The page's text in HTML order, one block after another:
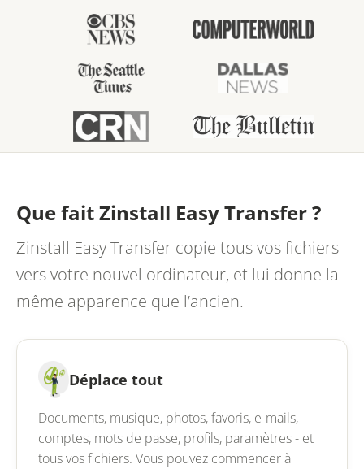
Que fait Zinstall Easy Transfer ?
Zinstall Easy Transfer copie tous vos fichiers
vers votre nouvel ordinateur, et lui donne la
même apparence que l’ancien.
Déplace tout
Documents, musique, photos, favoris, e-mails,
comptes, mots de passe, profils, paramètres - et
tous vos fichiers. Vous pouvez commencer à